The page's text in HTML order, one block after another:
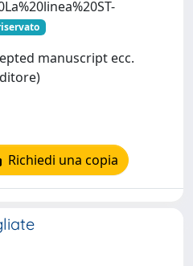
manuscript ecc.
Richiedi una copia